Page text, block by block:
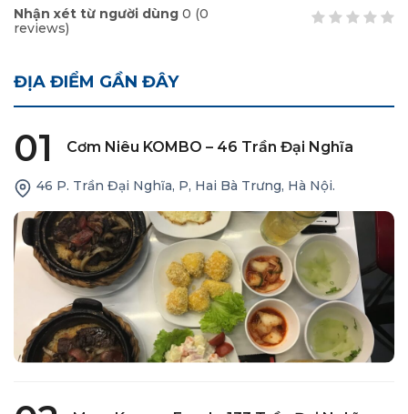
Nhận xét từ người dùng 0 (0
reviews)
ĐỊA ĐIỂM GẦN ĐÂY
01 Cơm Niêu KOMBO – 46 Trần Đại Nghĩa
46 P. Trần Đại Nghĩa, P, Hai Bà Trưng, Hà Nội.